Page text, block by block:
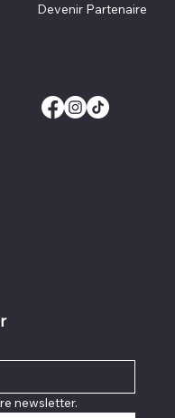
Devenir Partenaire
newsletter.